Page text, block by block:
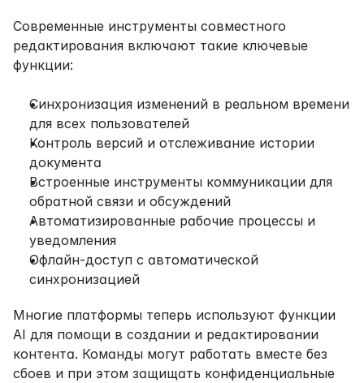
Современные инструменты совместного
редактирования включают такие ключевые
функции:
Синхронизация изменений в реальном времени
для всех пользователей
Контроль версий и отслеживание истории
документа
Встроенные инструменты коммуникации для
обратной связи и обсуждений
Автоматизированные рабочие процессы и
уведомления
Офлайн-доступ с автоматической
синхронизацией
Многие платформы теперь используют функции
AI для помощи в создании и редактировании
контента. Команды могут работать вместе без
сбоев и при этом защищать конфиденциальные